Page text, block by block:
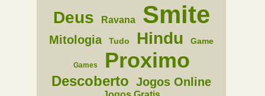
Deus Ravana Smite
Mitologia Tudo Hindu Game
Games Proximo
Descoberto Jogos Online